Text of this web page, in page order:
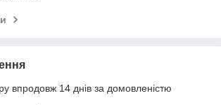
впродовж 14 днів за домовленістю